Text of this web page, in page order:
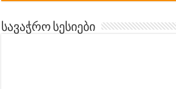
სავაჭრო სესიები